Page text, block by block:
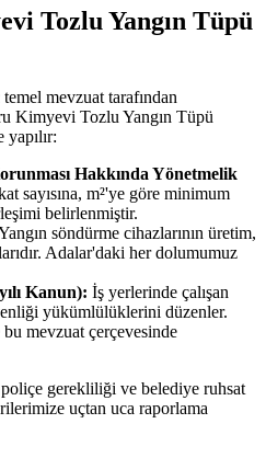
Tozlu Yangın Tüpü
mevzuat tarafından
Kimyevi Tozlu Yangın Tüpü
Hakkında Yönetmelik
sayısına, m²'ye göre minimum
belirlenmiştir.
söndürme cihazlarının üretim,
Adalar'daki her dolumumuz
Kanun): İş yerlerinde çalışan
yükümlülüklerini düzenler.
mevzuat çerçevesinde
gerekliliği ve belediye ruhsat
uçtan uca raporlama